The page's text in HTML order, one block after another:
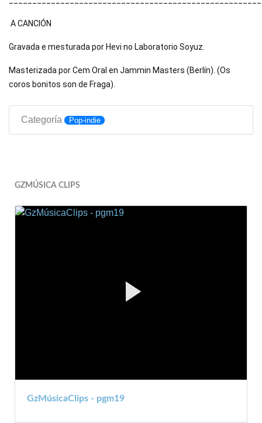
A CANCIÓN
Gravada e mesturada por Hevi no Laboratorio Soyuz.
Masterizada por Cem Oral en Jammin Masters (Berlín). (Os
coros bonitos son de Fraga).
Categoría Pop-indie
GZMÚSICA CLIPS
GzMúsicaClips - pgm19